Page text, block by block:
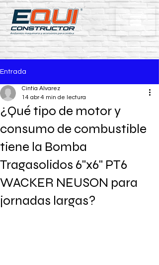
Entrada
¿Qué tipo de motor y
consumo de combustible
tiene la Bomba
Tragasolidos 6"x6" PT6
WACKER NEUSON para
jornadas largas?
Cintia Alvarez
14 abr 4 min de lectura